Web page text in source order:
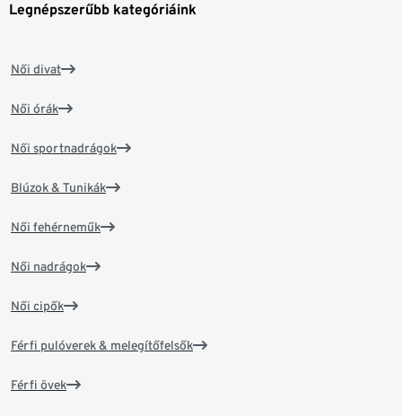
Legnépszerűbb kategóriáink
Női divat
Női órák
Női sportnadrágok
Blúzok & Tunikák
Női fehérneműk
Női nadrágok
Női cipők
Férfi pulóverek & melegítőfelsők
Férfi övek